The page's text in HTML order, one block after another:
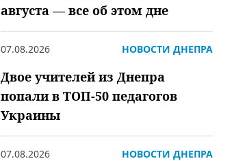
августа — все об этом дне
07.08.2026 НОВОСТИ ДНЕПРА
Двое учителей из Днепра
попали в ТОП-50 педагогов
Украины
07.08.2026 НОВОСТИ ДНЕПРА